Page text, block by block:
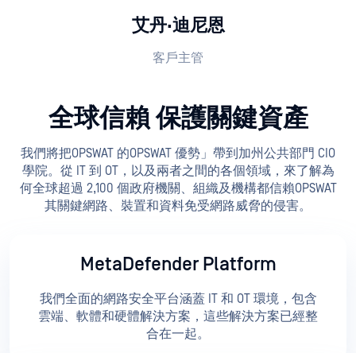
艾丹·迪尼恩
客戶主管
全球信賴 保護關鍵資產
我們將把OPSWAT 的OPSWAT 優勢」帶到加州公共部門 CIO
學院。從 IT 到 OT，以及兩者之間的各個領域，來了解為
何全球超過 2,100 個政府機關、組織及機構都信賴OPSWAT
其關鍵網路、裝置和資料免受網路威脅的侵害。
MetaDefender Platform
我們全面的網路安全平台涵蓋 IT 和 OT 環境，包含
雲端、軟體和硬體解決方案，這些解決方案已經整
合在一起。